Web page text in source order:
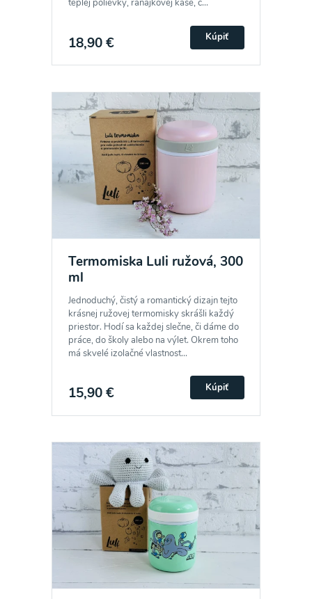
teplej polievky, raňajkovej kaše, č...
18,90 € Kúpiť
Termomiska Luli ružová, 300
ml
Jednoduchý, čistý a romantický dizajn tejto
krásnej ružovej termomisky skrášli každý
priestor. Hodí sa každej slečne, či dáme do
práce, do školy alebo na výlet. Okrem toho
má skvelé izolačné vlastnost...
15,90 € Kúpiť